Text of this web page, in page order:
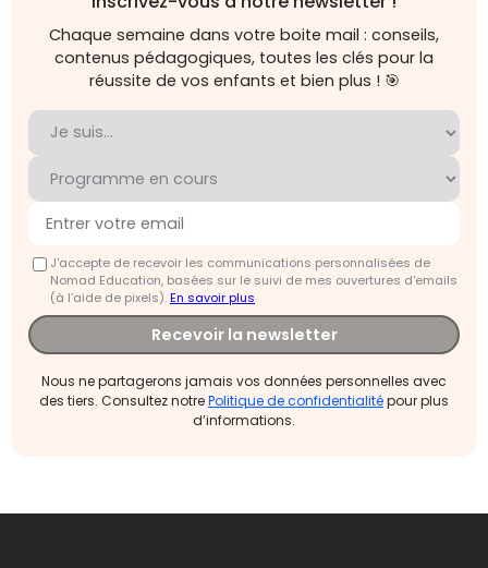
Chaque semaine dans votre boite mail : conseils,
contenus pédagogiques, toutes les clés pour la
réussite de vos enfants et bien plus ! 🎯
J'accepte de recevoir les communications personnalisées de
Nomad Education, basées sur le suivi de mes ouvertures d'emails
(à l’aide de pixels).En savoir plus
Recevoir la newsletter
Nous ne partagerons jamais vos données personnelles avec
des tiers. Consultez notrePolitique de confidentialitépour plus
d’informations.